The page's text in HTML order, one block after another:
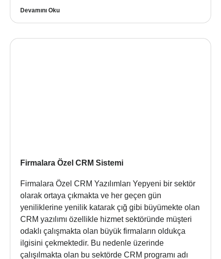
Devamını Oku
Firmalara Özel CRM Sistemi
Firmalara Özel CRM Yazılımları Yepyeni bir sektör
olarak ortaya çıkmakta ve her geçen gün
yeniliklerine yenilik katarak çığ gibi büyümekte olan
CRM yazılımı özellikle hizmet sektöründe müşteri
odaklı çalışmakta olan büyük firmaların oldukça
ilgisini çekmektedir. Bu nedenle üzerinde
çalışılmakta olan bu sektörde CRM programı adı